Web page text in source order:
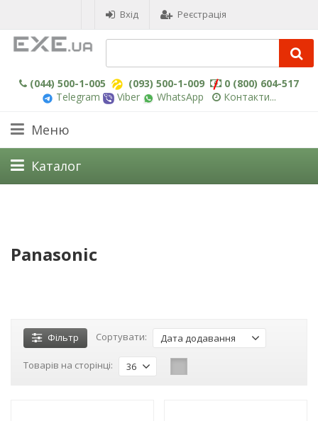
Вхід Реєстрація
(044) 500-1-005 (093) 500-1-009
0 (800) 604-517
Telegram
Viber WhatsApp Контакти...
Меню
Каталог
Panasonic
Фільтр Сортувати: Дата додавання
Товарів на сторінці: 36